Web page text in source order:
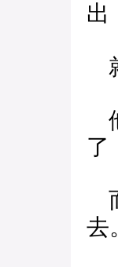
出
了
去